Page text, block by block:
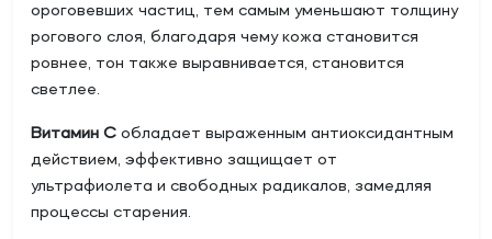
ороговевших частиц, тем самым уменьшают толщину
рогового слоя, благодаря чему кожа становится
ровнее, тон также выравнивается, становится
светлее.
Витамин С обладает выраженным антиоксидантным
действием, эффективно защищает от
ультрафиолета и свободных радикалов, замедляя
процессы старения.